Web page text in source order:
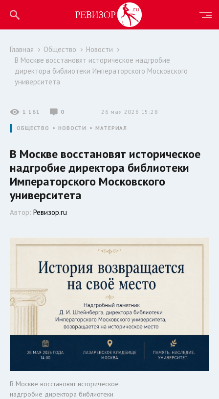
Главная Общество
Новости
В Москве восстановят историческое надгробие
директора библиотеки Императорского Московского
университета
1 161 0 26 мая 2026 15:28
ОБЩЕСТВО НОВОСТИ МАТЕРИАЛ
В Москве восстановят историческое
надгробие директора библиотеки
Императорского Московского
университета
Автор: Ревизор.ru
В Москве восстановят историческое
надгробие директора библиотеки